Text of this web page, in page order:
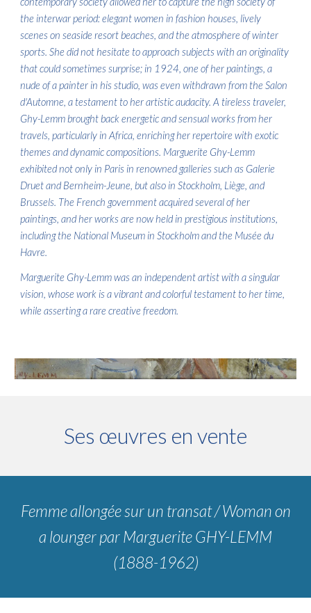
the interwar period: elegant women in fashion houses, lively
scenes on seaside resort beaches, and the atmosphere of winter
sports. She did not hesitate to approach subjects with an originality
that could sometimes surprise; in 1924, one of her paintings, a
nude of a painter in his studio, was even withdrawn from the Salon
d'Automne, a testament to her artistic audacity. A tireless traveler,
Ghy-Lemm brought back energetic and sensual works from her
travels, particularly in Africa, enriching her repertoire with exotic
themes and dynamic compositions. Marguerite Ghy-Lemm
exhibited not only in Paris in renowned galleries such as Galerie
Druet and Bernheim-Jeune, but also in Stockholm, Liège, and
Brussels. The French government acquired several of her
paintings, and her works are now held in prestigious institutions,
including the National Museum in Stockholm and the Musée du
Havre.
Marguerite Ghy-Lemm was an independent artist with a singular
vision, whose work is a vibrant and colorful testament to her time,
while asserting a rare creative freedom.
Ses œuvres en vente
Femme allongée sur un transat / Woman on
a loungerparMarguerite GHY-LEMM
(1888-1962)